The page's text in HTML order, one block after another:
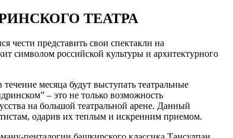
ТЕАТРА
чести представить свои спектакли на
символом российской культуры и архитектурного
месяца будут выступать театральные
– это не только возможность
на большой театральной арене. Данный
одарив их теплым и искренним приемом.